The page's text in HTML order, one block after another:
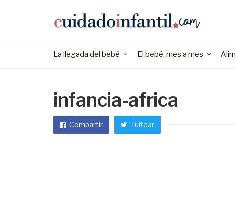
La llegada del bebé El bebé, mes a mes
infancia-africa
Compartir Tuitear